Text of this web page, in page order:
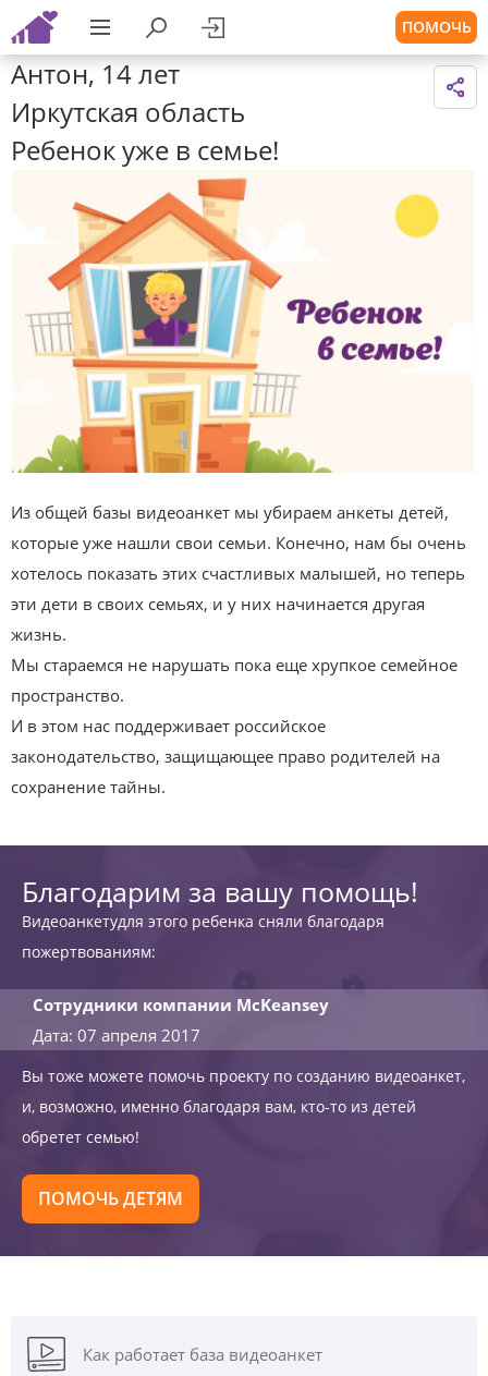
ПОМОЧЬ
Антон, 14 лет
Иркутская область
Ребенок уже в семье!
Из общей базы видеоанкет мы убираем анкеты детей,
которые уже нашли свои семьи. Конечно, нам бы очень
хотелось показать этих счастливых малышей, но теперь
эти дети в своих семьях, и у них начинается другая
жизнь.
Мы стараемся не нарушать пока еще хрупкое семейное
пространство.
И в этом нас поддерживает российское
законодательство, защищающее право родителей на
сохранение тайны.
Благодарим за вашу помощь!
Видеоанкетудля этого ребенка сняли благодаря
пожертвованиям:
Сотрудники компании McKeansey
Дата: 07 апреля 2017
Вы тоже можете помочь проекту по созданию видеоанкет,
и, возможно, именно благодаря вам, кто-то из детей
обретет семью!
ПОМОЧЬ ДЕТЯМ
Как работает база видеоанкет